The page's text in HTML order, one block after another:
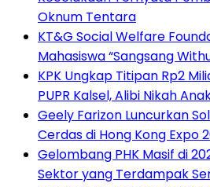
Oknum Tentara
KT&G Social Welfare
Mahasiswa “Sangsang
KPK Ungkap Titipan Rp2
PUPR Kalsel, Alibi Nikah
Geely Farizon Luncurkan
Cerdas di Hong Kong Expo
Gelombang PHK Masif di
Sektor yang Terdampak